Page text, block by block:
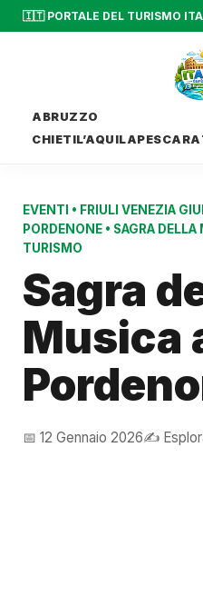
🇮🇹 PORTALE DEL TURISMO
ABRUZZO
CHIETIL’AQUILAPESCARA
EVENTI • FRIULI VENEZIA
PORDENONE • SAGRA DELLA
TURISMO
Sagra
Musica
📅 12 Gennaio 2026✍️